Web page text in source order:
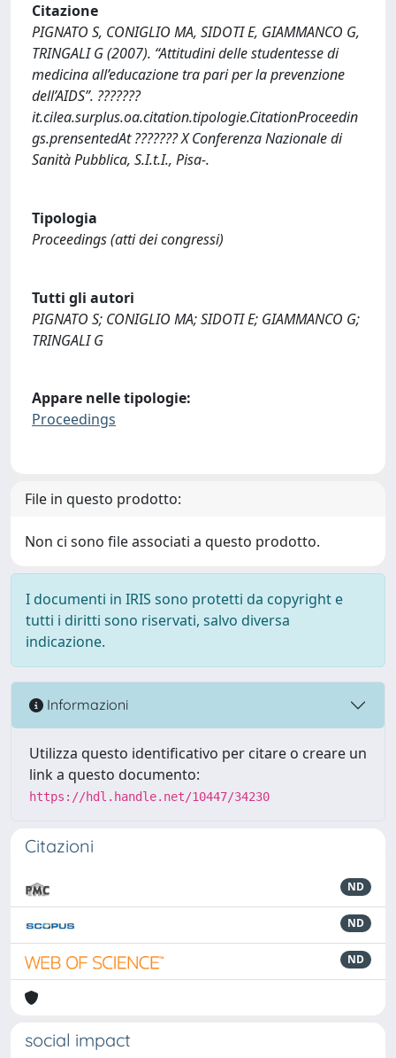
Citazione
PIGNATO S, CONIGLIO MA, SIDOTI E, GIAMMANCO G,
TRINGALI G (2007). “Attitudini delle studentesse di
medicina all’educazione tra pari per la prevenzione
dell’AIDS”. ???????
it.cilea.surplus.oa.citation.tipologie.CitationProceedin
gs.prensentedAt ??????? X Conferenza Nazionale di
Sanità Pubblica, S.I.t.I., Pisa-.
Tipologia
Proceedings (atti dei congressi)
Tutti gli autori
PIGNATO S; CONIGLIO MA; SIDOTI E; GIAMMANCO G;
TRINGALI G
Appare nelle tipologie:
Proceedings
File in questo prodotto:
Non ci sono file associati a questo prodotto.
I documenti in IRIS sono protetti da copyright e
tutti i diritti sono riservati, salvo diversa
indicazione.
Informazioni
Utilizza questo identificativo per citare o creare un
link a questo documento:
https://hdl.handle.net/10447/34230
Citazioni
ND
ND
ND
social impact